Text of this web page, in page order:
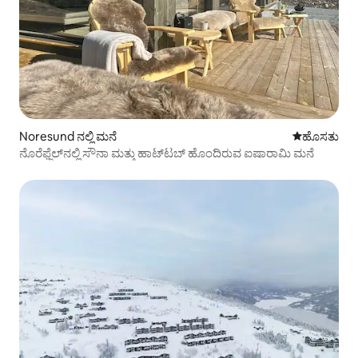
Noresund ನಲ್ಲಿ ಮನೆ ವಾಸ್ತವ್ಯ
ಹೊಸತು
ನೊರೆಫ್ಜೆಲ್‌ನಲ್ಲಿ ಸೌನಾ ಮತ್ತು ಹಾಟ್‌ಟಬ್ ಹೊಂದಿರುವ ಐಷಾರಾಮಿ ಮನೆ